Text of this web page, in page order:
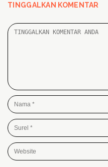
TINGGALKAN KOMENTAR